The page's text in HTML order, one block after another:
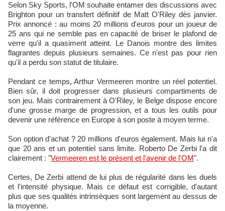
Selon Sky Sports, l'OM souhaite entamer des discussions avec
Brighton pour un transfert définitif de Matt O'Riley dès janvier.
Prix annoncé : au moins 20 millions d'euros pour un joueur de
25 ans qui ne semble pas en capacité de briser le plafond de
verre qu'il a quasiment atteint. Le Danois montre des limites
flagrantes depuis plusieurs semaines.​ Ce n'est pas pour rien
qu'il a perdu son statut de titulaire.
Pendant ce temps, Arthur Vermeeren montre un réel potentiel.
Bien sûr, il doit progresser dans plusieurs compartiments de
son jeu. Mais contrairement à O'Riley, le Belge dispose encore
d'une grosse marge de progression, et a tous les outils pour
devenir une référence en Europe à son poste à moyen terme.
Son option d'achat ? 20 millions d'euros également. Mais lui n'a
que 20 ans et un potentiel sans limite. Roberto De Zerbi l'a dit
clairement : "Vermeeren est le présent et l'avenir de l'OM".​
Certes, De Zerbi attend de lui plus de régularité dans les duels
et l'intensité physique. Mais ce défaut est corrigible, d'autant
plus que ses qualités intrinsèques sont largement au dessus de
la moyenne.